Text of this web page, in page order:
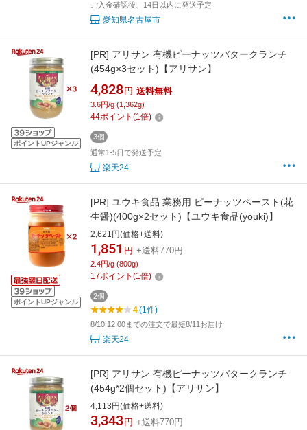
ご入金確認後、14日以内に発送予定
愛知県名古屋市
ポイントUPジャンル
[PR] アリサン 有機ピーナッツバタークランチ
(454g×3セット)【アリサン】
4,828 円 送料無料
3.6円/g (1,362g)
44ポイント (1倍)
3個
通常1-5日で発送予定
楽天24
ポイントUPジャンル
[PR] ユウキ食品 業務用 ピーナッツペースト(花
生醤)(400g×2セット)【ユウキ食品(youki)】
2,621円(価格+送料)
1,851 円 +送料770円
2.4円/g (800g)
17ポイント (1倍)
2個
4(1件)
8/10 12:00までの注文で最短8/11お届け
楽天24
[PR] アリサン 有機ピーナッツバタークランチ
(454g*2個セット)【アリサン】
4,113円(価格+送料)
3,343 円 +送料770円